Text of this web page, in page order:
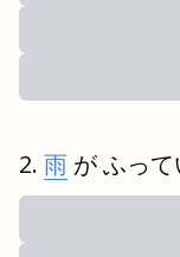
雨 が ふって